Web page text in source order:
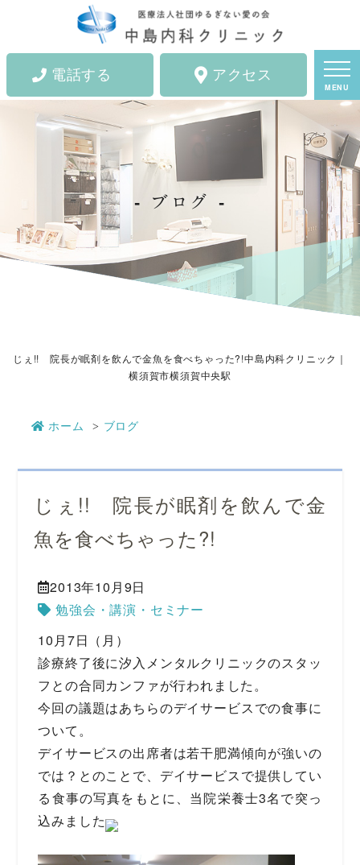
電話する アクセス
MENU
ブログ
じぇ!! 院長が眠剤を飲んで金魚を食べちゃった?!中島内科クリニック｜
横須賀市横須賀中央駅
ホーム ブログ
じぇ!! 院長が眠剤を飲んで金
魚を食べちゃった?!
2013年10月9日
勉強会・講演・セミナー
10月7日（月）
診療終了後に汐入メンタルクリニックのスタッ
フとの合同カンファが行われました。
今回の議題はあちらのデイサービスでの食事に
ついて。
デイサービスの出席者は若干肥満傾向が強いの
では？とのことで、デイサービスで提供してい
る食事の写真をもとに、当院栄養士3名で突っ
込みました